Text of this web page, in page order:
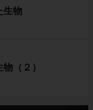
生物
（２）